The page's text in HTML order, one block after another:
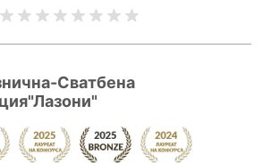
Сватбена